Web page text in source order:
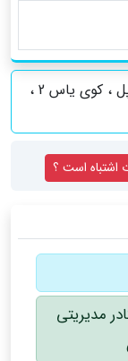
کرج ، سه راه گوهردشت ، جنب پل ، کوی یاس 2 ،
اشتباه است ؟
مدیریتی